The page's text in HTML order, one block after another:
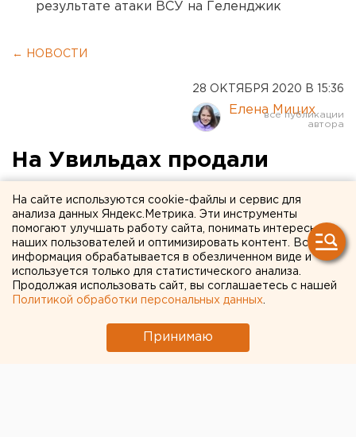
результате атаки ВСУ на Геленджик
← НОВОСТИ
28 ОКТЯБРЯ 2020 В 15:36
Елена Мицих
На Увильдах продали
курортную землю за
бесценок
На сайте используются cookie-файлы и сервис для
анализа данных Яндекс.Метрика. Эти инструменты
помогают улучшать работу сайта, понимать интересы
наших пользователей и оптимизировать контент. Вся
информация обрабатывается в обезличенном виде и
используется только для статистического анализа.
Продолжая использовать сайт, вы соглашаетесь с нашей
Политикой обработки персональных данных
Принимаю